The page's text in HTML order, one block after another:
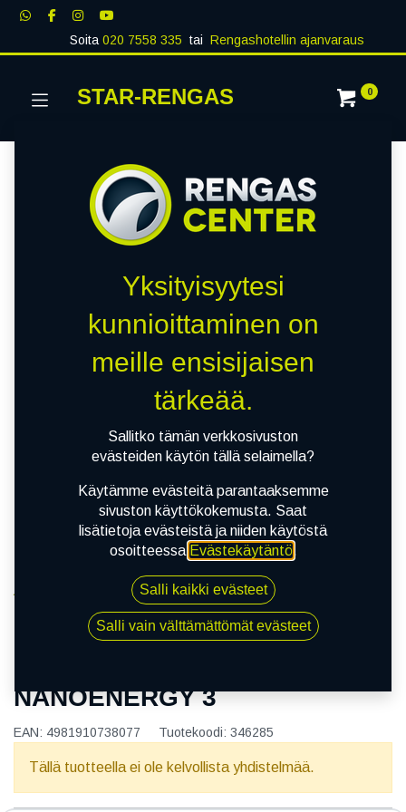
Soita020 7558 335 tai Rengashotellin ajanvaraus
STAR-RENGAS 0
165/65R13 77T TOYO NANOENERGY 3
NANOENERGY 3
EAN: 4981910738077 Tuotekoodi: 346285
Tällä tuotteella ei ole kelvollista yhdistelmää.
Yksityisyytesi
kunnioittaminen on
meille ensisijaisen
tärkeää.
Sallitko tämän verkkosivuston
evästeiden käytön tällä selaimella?
Käytämme evästeitä parantaaksemme
sivuston käyttökokemusta. Saat
lisätietoja evästeistä ja niiden käytöstä
osoitteessa Evästekäytäntö.
Salli kaikki evästeet
Salli vain välttämättömät evästeet